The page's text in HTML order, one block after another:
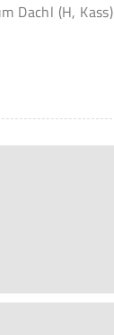
Dachl (H, Kass)